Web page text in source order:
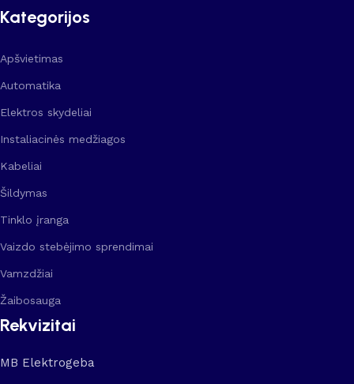
Kategorijos
Apšvietimas
Automatika
Elektros skydeliai
Instaliacinės medžiagos
Kabeliai
Šildymas
Tinklo įranga
Vaizdo stebėjimo sprendimai
Vamzdžiai
Žaibosauga
Rekvizitai
MB Elektrogeba